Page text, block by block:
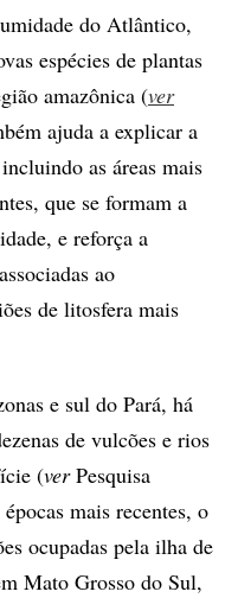
do Atlântico,
espécies de plantas
amazônica (ver
ajuda a explicar a
as áreas mais
que se formam a
e reforça a
ao
de litosfera mais
e sul do Pará, há
de vulcões e rios
(verPesquisa
mais recentes, o
ocupadas pela ilha de
Mato Grosso do Sul,